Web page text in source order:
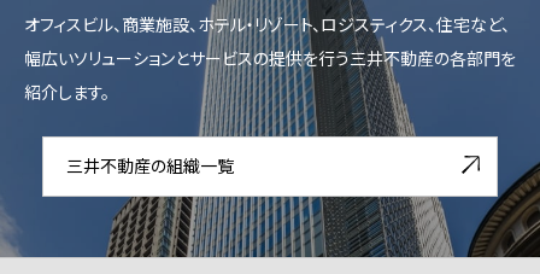
オフィスビル、商業施設、ホテル・リゾート、ロジスティクス、住宅など、
幅広いソリューションとサービスの提供を行う三井不動産の各部門を
紹介します。
三井不動産の組織一覧